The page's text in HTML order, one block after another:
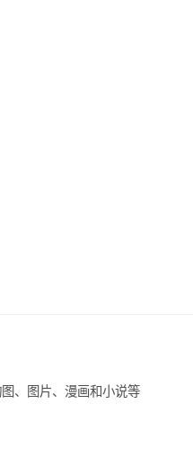
、图片、漫画和小说等